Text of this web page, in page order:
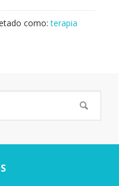
como:terapia